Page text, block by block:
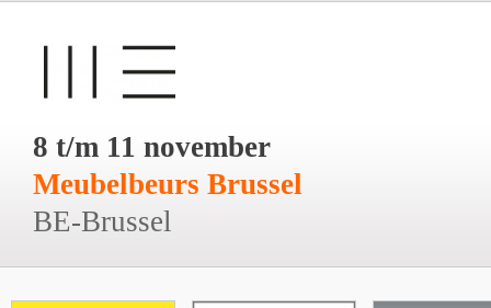
8 t/m 11 november
Meubelbeurs Brussel
BE-Brussel